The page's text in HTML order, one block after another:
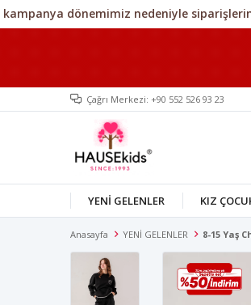
Çağrı Merkezi: +90 552 526 93 23
YENİ GELENLER KIZ
Anasayfa YENİ GELENLER 8-15 Yaş